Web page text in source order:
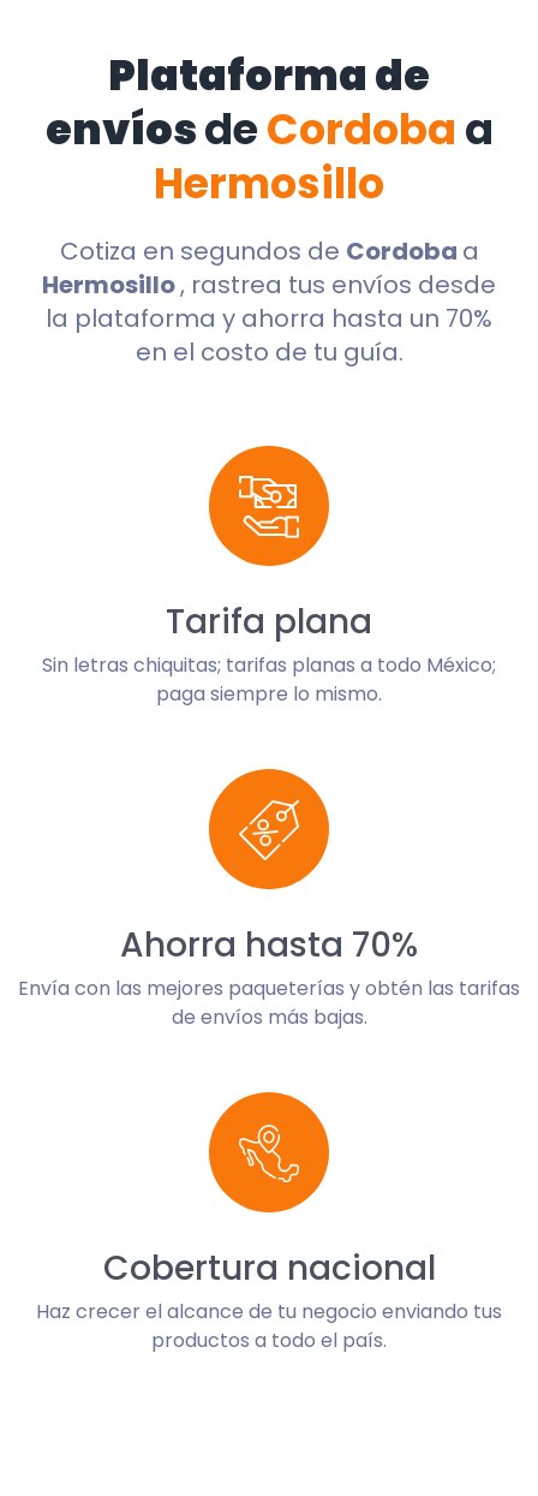
Plataforma de
envíosdeCordoba a
Hermosillo
Cotiza en segundos de Cordoba a
Hermosillo, rastrea tus envíos desde
la plataforma y ahorra hasta un 70%
en el costo de tu guía.
Tarifa plana
Sin letras chiquitas; tarifas planas a todo México;
paga siempre lo mismo.
Ahorra hasta 70%
Envía con las mejores paqueterías y obtén las tarifas
de envíos más bajas.
Cobertura nacional
Haz crecer el alcance de tu negocio enviando tus
productos a todo el país.